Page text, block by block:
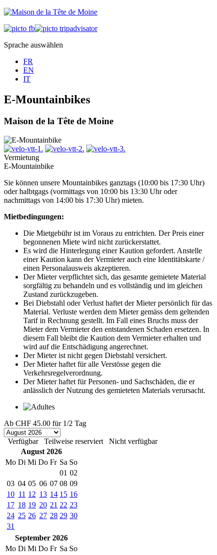
Sprache auswählen
FR
EN
IT
E-Mountainbikes
Maison de la Tête de Moine
Vermietung
E-Mountainbike
Sie können unsere Mountainbikes ganztags (10:00 bis 17:30 Uhr)
oder halbtgags (vormittags von 10:00 bis 13:30 Uhr oder
nachmittags von 14:00 bis 17:30 Uhr) mieten.
Mietbedingungen:
Die Mietgebühr ist im Voraus zu entrichten. Der Preis einer
begonnenen Miete wird nicht zurückerstattet.
Es wird die Hinterlegung einer Kaution gefordert. Anstelle
einer Kaution kann der Vermieter auch eine Identitätskarte /
einen Personalausweis akzeptieren.
Der Mieter verpflichtet sich, das gesamte gemietete Material
sorgfältig zu behandeln und es vollständig und im gleichen
Zustand zurückzugeben.
Bei Diebstahl oder Verlust haftet der Mieter persönlich für das
Material. Verluste werden dem Mieter gemäss dem geltenden
Tarif in Rechnung gestellt. Im Fall eines Bruchs muss der
Mieter dem Vermieter den entstandenen Schaden ersetzen. In
diesem Fall bleibt die Kaution dem Vermieter erhalten und
wird auf die Entschädigung angerechnet.
Der Mieter ist nicht gegen Diebstahl versichert.
Der Mieter haftet für alle Verstösse gegen die
Verkehrsregelverordnung.
Der Mieter haftet für Personen- und Sachschäden, die er
anlässlich der Nutzung des gemieteten Materials verursacht.
Ab CHF 45.00 für 1/2 Tag
Verfügbar Teilweise reserviert
Nicht verfügbar
August 2026
Mo Di Mi Do Fr Sa So
01 02
03 04 05 06 07 08 09
10 11 12 13 14 15 16
17 18 19 20 21 22 23
24 25 26 27 28 29 30
31
September 2026
Mo Di Mi Do Fr Sa So